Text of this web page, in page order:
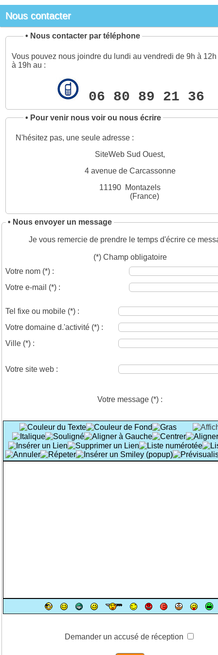
Nous contacter
• Nous contacter par téléphone
Vous pouvez nous joindre du lundi au vendredi de 9h à
à 19h au :
06 80 89 21 36
• Pour venir nous voir ou nous écrire
N'hésitez pas, une seule adresse :
SiteWeb Sud Ouest,
4 avenue de Carcassonne
11190 Montazels
(France)
• Nous envoyer un message
Je vous remercie de prendre le temps d'écrire ce
(*) Champ obligatoire
Votre nom (*) :
Votre e-mail (*) :
Tel fixe ou mobile (*) :
Votre domaine d.'activité (*) :
Ville (*) :
Votre site web :
Votre message (*) :
Demander un accusé de réception